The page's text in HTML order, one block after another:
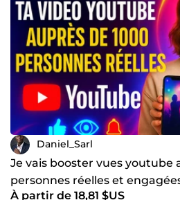
Daniel_Sarl
Je vais booster vues youtube
personnes réelles et
À partir de 18,81 $US